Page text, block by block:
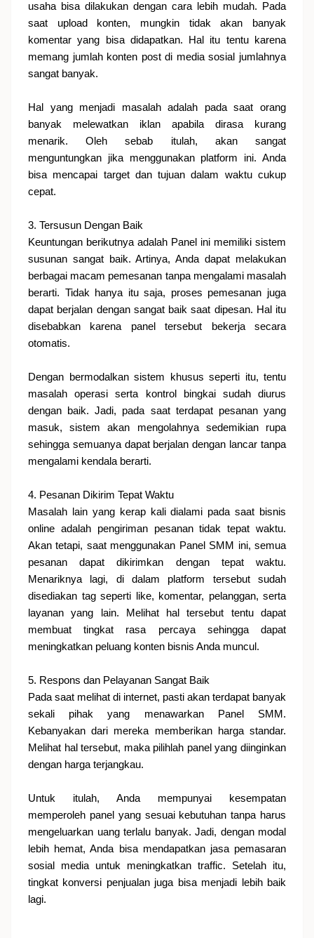
usaha bisa dilakukan dengan cara lebih mudah. Pada
saat upload konten, mungkin tidak akan banyak
komentar yang bisa didapatkan. Hal itu tentu karena
memang jumlah konten post di media sosial jumlahnya
sangat banyak.
Hal yang menjadi masalah adalah pada saat orang
banyak melewatkan iklan apabila dirasa kurang
menarik. Oleh sebab itulah, akan sangat
menguntungkan jika menggunakan platform ini. Anda
bisa mencapai target dan tujuan dalam waktu cukup
cepat.
3. Tersusun Dengan Baik
Keuntungan berikutnya adalah Panel ini memiliki sistem
susunan sangat baik. Artinya, Anda dapat melakukan
berbagai macam pemesanan tanpa mengalami masalah
berarti. Tidak hanya itu saja, proses pemesanan juga
dapat berjalan dengan sangat baik saat dipesan. Hal itu
disebabkan karena panel tersebut bekerja secara
otomatis.
Dengan bermodalkan sistem khusus seperti itu, tentu
masalah operasi serta kontrol bingkai sudah diurus
dengan baik. Jadi, pada saat terdapat pesanan yang
masuk, sistem akan mengolahnya sedemikian rupa
sehingga semuanya dapat berjalan dengan lancar tanpa
mengalami kendala berarti.
4. Pesanan Dikirim Tepat Waktu
Masalah lain yang kerap kali dialami pada saat bisnis
online adalah pengiriman pesanan tidak tepat waktu.
Akan tetapi, saat menggunakan Panel SMM ini, semua
pesanan dapat dikirimkan dengan tepat waktu.
Menariknya lagi, di dalam platform tersebut sudah
disediakan tag seperti like, komentar, pelanggan, serta
layanan yang lain.
Melihat hal tersebut tentu dapat
membuat tingkat rasa percaya sehingga dapat
meningkatkan peluang konten bisnis Anda muncul.
5. Respons dan Pelayanan Sangat Baik
Pada saat melihat di internet, pasti akan terdapat banyak
sekali pihak yang menawarkan Panel SMM.
Kebanyakan dari mereka memberikan harga standar.
Melihat hal tersebut, maka pilihlah panel yang diinginkan
dengan harga terjangkau.
Untuk itulah, Anda mempunyai kesempatan
memperoleh panel yang sesuai kebutuhan tanpa harus
mengeluarkan uang terlalu banyak. Jadi, dengan modal
lebih hemat, Anda bisa mendapatkan jasa pemasaran
sosial media untuk meningkatkan traffic. Setelah itu,
tingkat konversi penjualan juga bisa menjadi lebih baik
lagi.